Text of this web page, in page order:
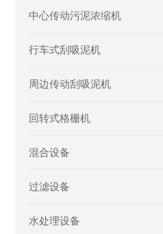
中心传动污泥浓缩机
行车式刮吸泥机
周边传动刮吸泥机
回转式格栅机
混合设备
过滤设备
水处理设备